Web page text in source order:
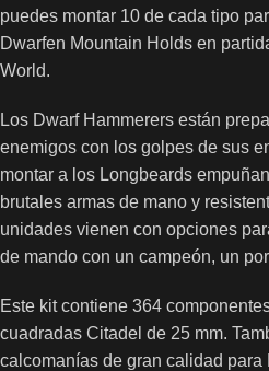
puedes montar 10 de cada tipo
Dwarfen Mountain Holds en
World.
Los Dwarf Hammerers están
enemigos con los golpes de sus
montar a los Longbeards
brutales armas de mano y
unidades vienen con opciones
de mando con un campeón, un
Este kit contiene 364
cuadradas Citadel de 25 mm.
calcomanías de gran calidad